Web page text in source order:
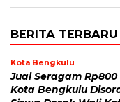
BERITA TERBARU
Kota Bengkulu
Jual Seragam Rp800
Kota Bengkulu